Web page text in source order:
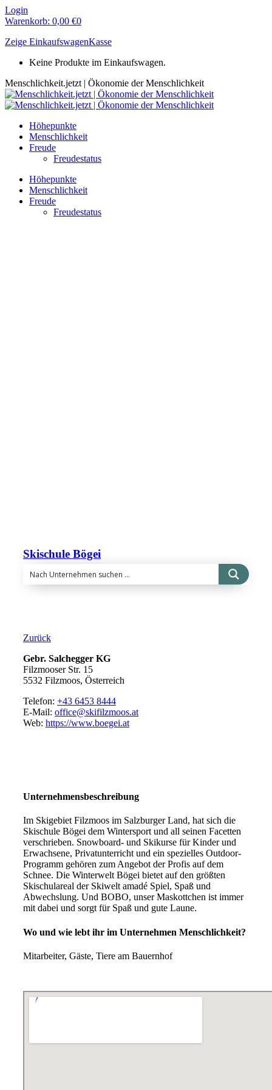
Zum
Inhalt
Login
Warenkorb: 0,00 €0
Zeige EinkaufswagenKasse
Keine Produkte im Einkaufswagen.
Menschlichkeit.jetzt | Ökonomie der Menschlichkeit
Höhepunkte
Menschlichkeit
Freude
Freudestatus
Höhepunkte
Menschlichkeit
Freude
Freudestatus
Skischule Bögei
Zurück
Gebr. Salchegger KG
Filzmooser Str. 15
5532 Filzmoos, Österreich
Telefon: +43 6453 8444
E-Mail: office@skifilzmoos.at
Web: https://www.boegei.at
Unternehmensbeschreibung
Im Skigebiet Filzmoos im Salzburger Land, hat sich die
Skischule Bögei dem Wintersport und all seinen Facetten
verschrieben. Snowboard- und Skikurse für Kinder und
Erwachsene, Privatunterricht und ein spezielles Outdoor-
Programm gehören zum Angebot der Profis auf dem
Schnee. Die Winterwelt Bögei bietet auf den größten
Skischulareal der Skiwelt amadé Spiel, Spaß und
Abwechslung. Und BOBO, unser Maskottchen ist immer
mit dabei und sorgt für Spaß und gute Laune.
Wo und wie lebt ihr im Unternehmen Menschlichkeit?
Mitarbeiter, Gäste, Tiere am Bauernhof